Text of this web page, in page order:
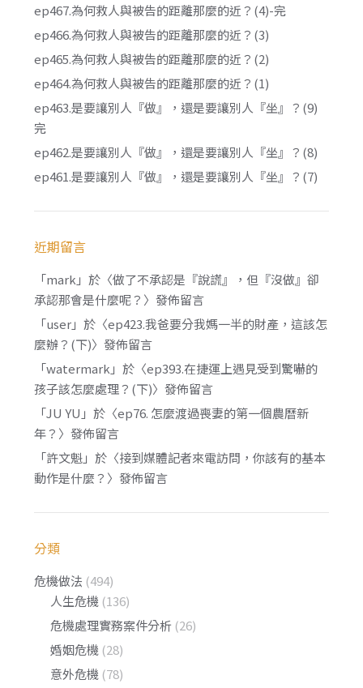
ep467.為何救人與被告的距離那麼的近？(4)-完
ep466.為何救人與被告的距離那麼的近？(3)
ep465.為何救人與被告的距離那麼的近？(2)
ep464.為何救人與被告的距離那麼的近？(1)
ep463.是要讓別人『做』，還是要讓別人『坐』？(9)
完
ep462.是要讓別人『做』，還是要讓別人『坐』？(8)
ep461.是要讓別人『做』，還是要讓別人『坐』？(7)
近期留言
「mark 」於〈做了不承認是『說謊』，但『沒做』卻
承認那會是什麼呢？ 〉發佈留言
「user」於〈ep423.我爸要分我媽一半的財產，這該怎
麼辦？(下)〉發佈留言
「watermark 」於〈ep393.在捷運上遇見受到驚嚇的
孩子該怎麼處理？(下)〉發佈留言
「JU YU 」於〈ep76. 怎麼渡過喪妻的第一個農曆新
年？ 〉發佈留言
「許文魁」於〈接到媒體記者來電訪問，你該有的基本
動作是什麼？ 〉發佈留言
分類
危機做法 (494)
人生危機 (136)
危機處理實務案件分析 (26)
婚姻危機 (28)
意外危機 (78)